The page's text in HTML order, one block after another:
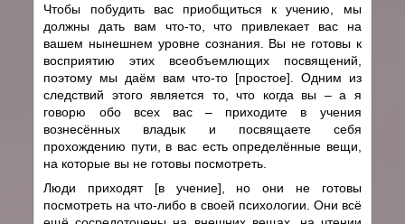
Чтобы побудить вас приобщиться к учению, мы
должны дать вам что-то, что привлекает вас на
вашем нынешнем уровне сознания. Вы не готовы к
восприятию этих всеобъемлющих посвящений,
поэтому мы даём вам что-то [простое]. Одним из
следствий этого является то, что когда вы – а я
говорю обо всех вас – приходите в учения
вознесённых владык и посвящаете себя
прохождению пути, в вас есть определённые вещи,
на которые вы не готовы посмотреть.
Люди приходят [в учение], но они не готовы
посмотреть на что-либо в своей психологии. Они всё